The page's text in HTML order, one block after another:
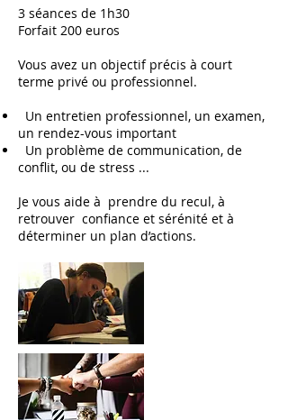
3 séances de 1h30
Forfait 200 euros
Vous avez un objectif précis à court
terme privé ou professionnel.
Un entretien professionnel, un examen,
un rendez-vous important
Un problème de communication, de
conflit, ou de stress ...
Je vous aide à prendre du recul, à
retrouver confiance et sérénité et à
déterminer un plan d’actions.